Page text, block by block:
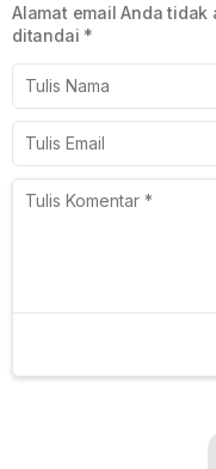
Alamat email Anda
ditandai *